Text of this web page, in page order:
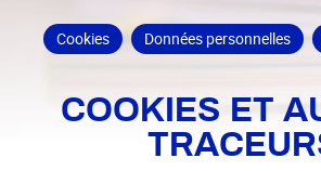
Cookies Données personnelles
COOKIES ET